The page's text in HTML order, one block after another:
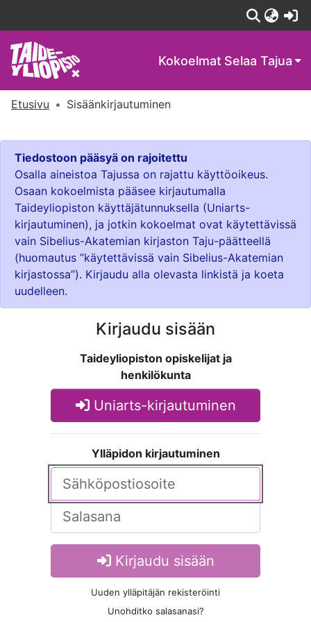
Kokoelmat Selaa Tajua
Etusivu Sisäänkirjautuminen
Tiedostoon pääsyä on rajoitettu
Osalla aineistoa Tajussa on rajattu käyttöoikeus.
Osaan kokoelmista pääsee kirjautumalla
Taideyliopiston käyttäjätunnuksella (Uniarts-
kirjautuminen), ja jotkin kokoelmat ovat käytettävissä
vain Sibelius-Akatemian kirjaston Taju-päätteellä
(huomautus ”käytettävissä vain Sibelius-Akatemian
kirjastossa”). Kirjaudu alla olevasta linkistä ja koeta
uudelleen.
Kirjaudu sisään
Taideyliopiston opiskelijat ja
henkilökunta
Uniarts-kirjautuminen
Ylläpidon kirjautuminen
Kirjaudu sisään
Uuden ylläpitäjän rekisteröinti
Unohditko salasanasi?